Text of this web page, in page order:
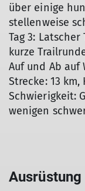
über einige
stellenweise
Tag 3:
kurze
Auf und Ab auf
Strecke: 13
Schwierigkeit:
wenigen
Ausrüstung